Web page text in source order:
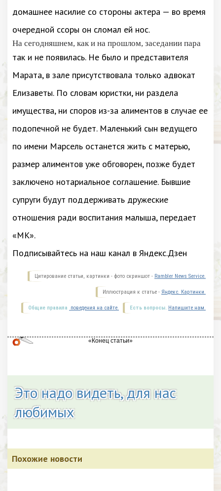
домашнее насилие со стороны актера — во время
очередной ссоры он сломал ей нос.
На сегодняшнем, как и на прошлом, заседании пара
так и не появилась. Не было и представителя
Марата, в зале присутствовала только адвокат
Елизаветы. По словам юристки, ни раздела
имущества, ни споров из-за алиментов в случае ее
подопечной не будет. Маленький сын ведущего
по имени Марсель останется жить с матерью,
размер алиментов уже обговорен, позже будет
заключено нотариальное соглашение. Бывшие
супруги будут поддерживать дружеские
отношения ради воспитания малыша, передает
«МК».
Подписывайтесь на наш канал в Яндекс.Дзен
Цитирование статьи, картинки - фото скриншот - Rambler News Service.
Иллюстрация к статье - Яндекс. Картинки.
Есть вопросы. Напишите нам.
Общие правила поведения на сайте.
Это надо видеть, для нас
любимых
Похожие новости